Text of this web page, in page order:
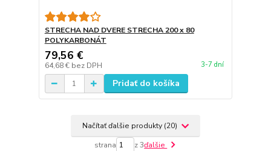
STRECHA NAD DVERE STRECHA 200 x 80
POLYKARBONÁT
79,56 €
64,68 € bez DPH 3-7 dní
Pridať do košíka
Načítať ďalšie produkty (20)
strana z 3ďalšie